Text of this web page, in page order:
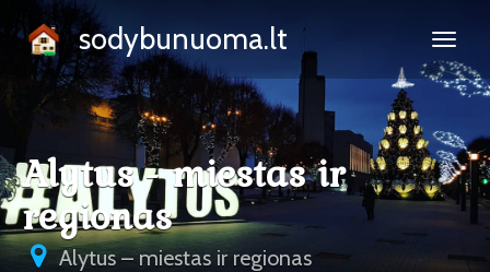
sodybunuoma.lt
Alytus - miestas ir
regionas
Alytus – miestas ir regionas